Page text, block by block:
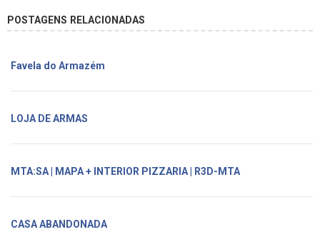
POSTAGENS RELACIONADAS
Favela do Armazém
LOJA DE ARMAS
MTA:SA | MAPA + INTERIOR PIZZARIA | R3D-MTA
CASA ABANDONADA